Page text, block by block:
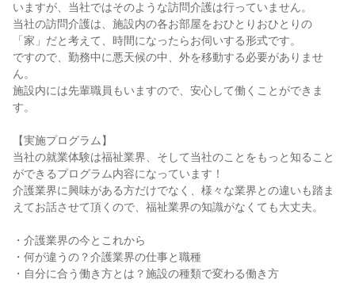
いますが、当社ではそのような訪問介護は行っていません。
当社の訪問介護は、施設内の各お部屋をおひとりおひとりの
「家」だと考えて、時間になったらお伺いする形式です。
ですので、勤務中に悪天候の中、外を移動する必要がありませ
ん。
施設内には先輩職員もいますので、安心して働くことができま
す。
【実施プログラム】
当社の就業体験は福祉業界、そして当社のことをもっと知ること
ができるプログラム内容になっています！
介護業界に興味がある方だけでなく、様々な業界との違いも踏ま
えてお話させて頂くので、福祉業界の知識がなくても大丈夫。
・介護業界の今とこれから
・何が違うの？介護業界の仕事と職種
・自分に合う働き方とは？施設の種類で変わる働き方